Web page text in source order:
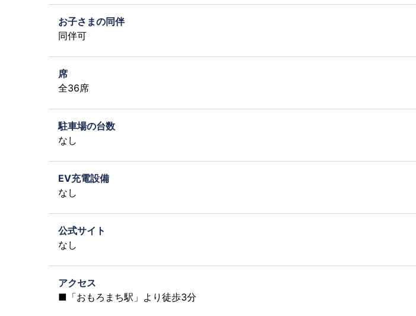
お子さまの同伴
同伴可
席
全36席
駐車場の台数
なし
EV充電設備
なし
公式サイト
なし
アクセス
■「おもろまち駅」より徒歩3分